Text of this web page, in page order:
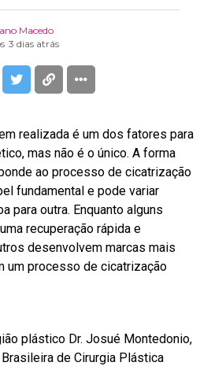
Macedo
3 dias atrás
realizada é um dos fatores para
mas não é o único. A forma
ao processo de cicatrização
fundamental e pode variar
para outra. Enquanto alguns
recuperação rápida e
desenvolvem marcas mais
um processo de cicatrização
plástico Dr. Josué Montedonio,
de Cirurgia Plástica